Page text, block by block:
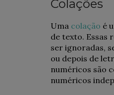
Colações
Uma colação é
de texto. Essas
ser ignoradas,
ou depois de
numéricos são
numéricos